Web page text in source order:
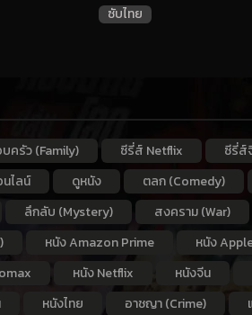
ซับไทย
ครัว (Family) ซีรี่ส์ Netflix ซีรี่ส์
ไลน์ ดูหนัง ตลก (Comedy)
ลึกลับ (Mystery)
สงคราม (War)
หนัง Amazon Prime
หนัง
หนัง Netflix หนังจีน
หนังไทย อาชญา (Crime)